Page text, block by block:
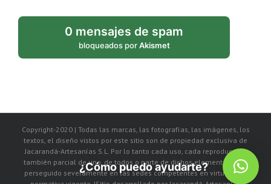
0 mensajes de spam
bloqueados porAkismet
Copyright-2020 | Todas las marcas, las fotografías, las imágenes, los
textos, el diseño vistos por este sitio son de propiedad exclusiva de
Jacarandá-Artesanías S.L. Por lo tanto cada uso, cada reproducción
también parcial de uno, de todos o parte de dichos elementos, será
perseguido severamente en las sedes competentes en virtud de la
¿Cómo puedo ayudarte?